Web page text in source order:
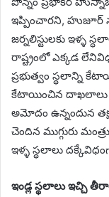
ఇప్పించారని, హుజూర్
జర్నలిస్టులకు ఇళ్ళ
రాష్ట్రంలో ఎక్కడ
ప్రభుత్వం స్ధలాన్ని
కేటాయించిన దాఖలాలు
అమోదం ఉన్నందున
చెందిన ముగ్గురు
ఇళ్ళ స్ధలాలు
ఇండ్ల స్థలాలు ఇచ్చి